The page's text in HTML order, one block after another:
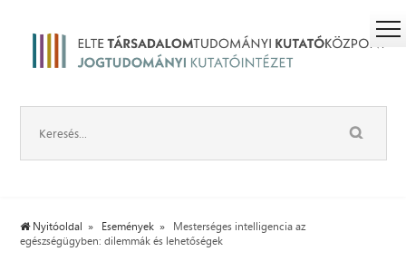
Nyitóoldal Események
Mesterséges intelligencia az
egészségügyben: dilemmák és lehetőségek